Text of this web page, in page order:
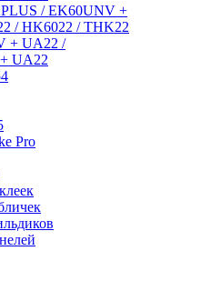
/ EK60UNV +
/ HK6022 / THK22
+ UA22 /
UA22
Pro